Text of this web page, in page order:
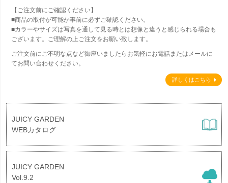
【ご注文前にご確認ください】
■商品の取付が可能か事前に必ずご確認ください。
■カラーやサイズは写真を通して見る時とは想像と違うと感じられる場合も
ございます。ご理解の上ご注文をお願い致します。
ご注文前にご不明な点など御座いましたらお気軽にお電話またはメールに
てお問い合わせください。
詳しくはこちら
JUICY GARDEN
WEBカタログ
JUICY GARDEN
Vol.9.2